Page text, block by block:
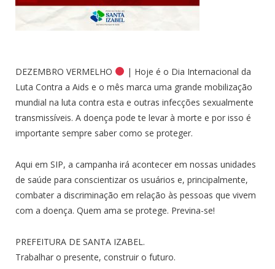
DEZEMBRO VERMELHO
| Hoje é o Dia Internacional da
Luta Contra a Aids e o mês marca uma grande mobilização
mundial na luta contra esta e outras infecções sexualmente
transmissíveis. A doença pode te levar à morte e por isso é
importante sempre saber como se proteger.
Aqui em SIP, a campanha irá acontecer em nossas unidades
de saúde para conscientizar os usuários e, principalmente,
combater a discriminação em relação às pessoas que vivem
com a doença. Quem ama se protege. Previna-se!
PREFEITURA DE SANTA IZABEL.
Trabalhar o presente, construir o futuro.